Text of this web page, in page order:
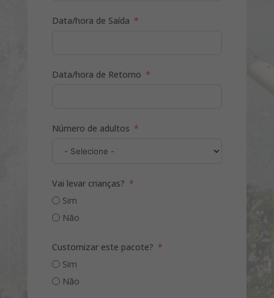
Data/hora de Saída
Data/hora de Retorno
Número de adultos
Vai levar crianças?
Sim
Não
Customizar este pacote?
Sim
Não